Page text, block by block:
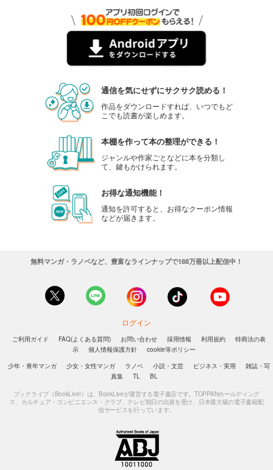
通信を気にせずにサクサク読める！
作品をダウンロードすれば、いつでもど
こでも読書が楽しめます。
本棚を作って本の整理ができる！
ジャンルや作家ごとなどに本を分類し
て、鍵もかけられます。
お得な通知機能！
通知を許可すると、お得なクーポン情報
などが届きます。
無料マンガ・ラノベなど、豊富なラインナップで188万冊以上配信中！
ログイン
ご利用ガイド FAQ(よくある質問) お問い合わせ 採用情報 利用規約
特商法の表
示
個人情報保護方針
cookie等ポリシー
少年・青年マンガ
少女・女性マンガ ラノベ 小説・文芸 ビジネス・実用
雑誌・写
真集
TL BL
ブックライブ（BookLive!）は、BookLiveが運営する電子書店です。TOPPANホールディング
ス、カルチュア・コンビニエンス・クラブ、テレビ朝日の出資を受け、日本最大級の電子書籍配
信サービスを行っています。